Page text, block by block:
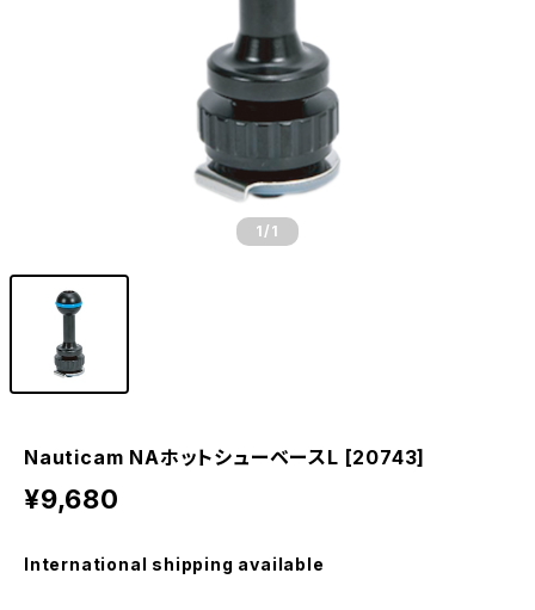
1 /1
Nauticam NAホットシューベースL [20743]
¥9,680
International shipping available